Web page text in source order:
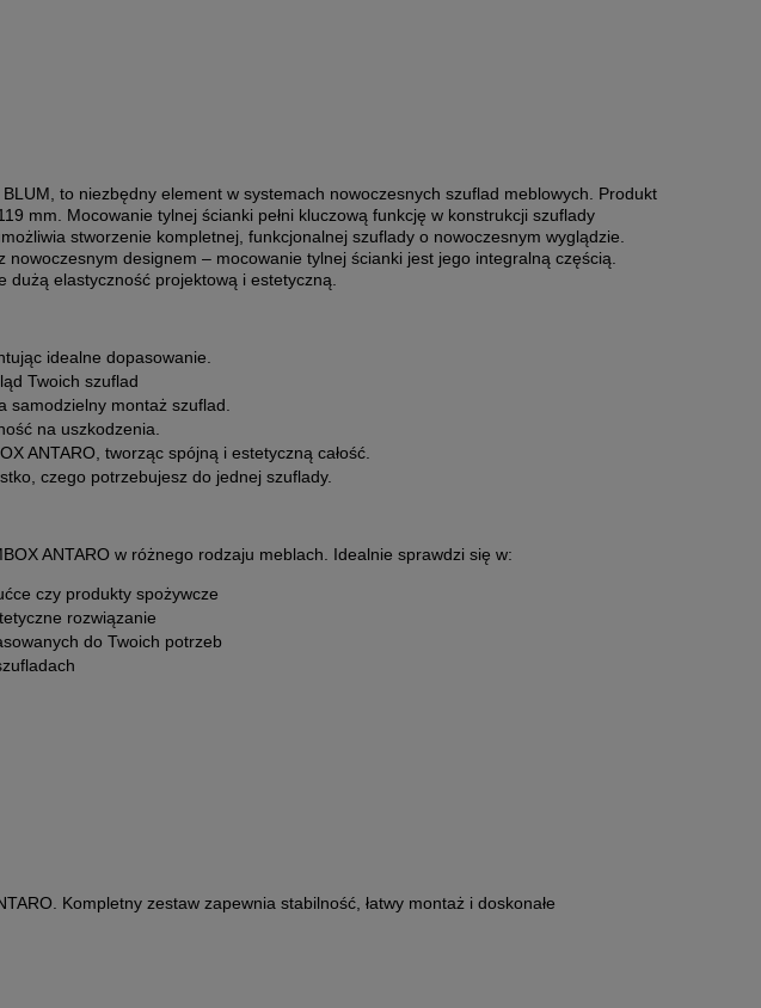
to niezbędny element w systemach nowoczesnych szuflad meblowych. Produkt
mm. Mocowanie tylnej ścianki pełni kluczową funkcję w konstrukcji szuflady
stworzenie kompletnej, funkcjonalnej szuflady o nowoczesnym wyglądzie.
designem – mocowanie tylnej ścianki jest jego integralną częścią.
dużą elastyczność projektową i estetyczną.
idealne dopasowanie.
Twoich szuflad
samodzielny montaż szuflad.
na uszkodzenia.
ANTARO, tworząc spójną i estetyczną całość.
czego potrzebujesz do jednej szuflady.
ANTARO w różnego rodzaju meblach. Idealnie sprawdzi się w:
czy produkty spożywcze
rozwiązanie
do Twoich potrzeb
Kompletny zestaw zapewnia stabilność, łatwy montaż i doskonałe